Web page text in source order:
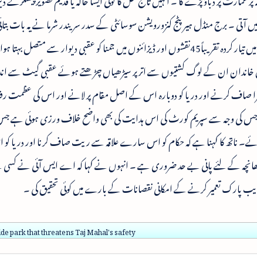
آتی ۔ برج منڈل ہیرپٹج کنزورویشن سوسائٹی کے سدر سریندر شرما نے یہ بات
شرما نے مزید کہا کہ تاج محل کی قدیم تصاویر اور1942میں تیار کردہ تقریباً45نقشوں اور ڈیزائنوں میں جمنا کو عقبی دیوار سے متصل
خاندان ان کے لوگ کشتیوں سے اتر پر سیڑھیاں چڑھتے ہوئے عقبی گیٹ سے
کچرا صاف کرنے اور دریا کو دوبارہ اس کے اصل مقام پر لانے اور اس کی عظمت
وجہ سے سپریم کورٹ کی اس ہدایت کی بھی واضح خلاف ورزی ہوئی ہے جس
جائے۔ ناتھ کا کہنا ہے کہ حکام کو اس سارے علاقہ سے ریت صاف کرنا اور
ڈھانچہ کے لئے پانی بے حد ضروری ہے ۔ انہوں نے کہا کہ اے ایس آئی نے
park that threatens Taj Mahal's safety